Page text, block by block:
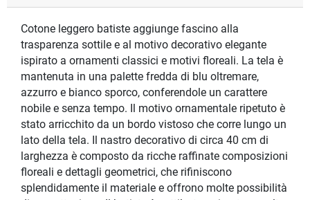
Cotone leggero batiste aggiunge fascino alla
trasparenza sottile e al motivo decorativo elegante
ispirato a ornamenti classici e motivi floreali. La tela è
mantenuta in una palette fredda di blu oltremare,
azzurro e bianco sporco, conferendole un carattere
nobile e senza tempo. Il motivo ornamentale ripetuto è
stato arricchito da un bordo vistoso che corre lungo un
lato della tela. Il nastro decorativo di circa 40 cm di
larghezza è composto da ricche raffinate composizioni
floreali e dettagli geometrici, che rifiniscono
splendidamente il materiale e offrono molte possibilità